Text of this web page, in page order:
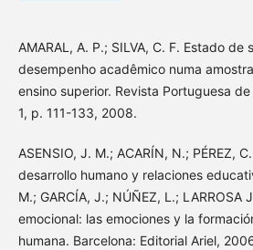
AMARAL, A. P.; SILVA, C. F. Estado de
desempenho acadêmico numa
ensino superior. Revista Portuguesa
1, p. 111-133, 2008.
ASENSIO, J. M.; ACARÍN, N.; PÉREZ,
desarrollo humano y relaciones
M.; GARCÍA, J.; NÚÑEZ, L.; LARROSA
emocional: las emociones y la
humana. Barcelona: Editorial Ariel,